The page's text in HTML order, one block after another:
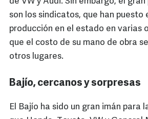
son los sindicatos, que han puesto
producción en el estado en varias
que el costo de su mano de obra
otros lugares.
Bajío, cercanos y sorpresas
El Bajío ha sido un gran imán para